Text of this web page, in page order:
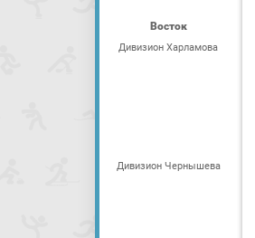
Восток
Дивизион Харламова
Дивизион Чернышева